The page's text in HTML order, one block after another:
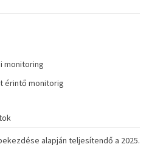
monitoring
érintő monitorig
alapján teljesítendő a 2025.